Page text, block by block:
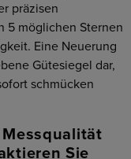
präzisen
5 möglichen Sternen
Eine Neuerung
Gütesiegel dar,
schmücken
Sie